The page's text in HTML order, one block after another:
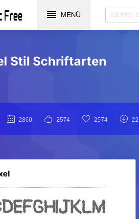
MENÜ
Stil Schriftarten
2860 2574 2574